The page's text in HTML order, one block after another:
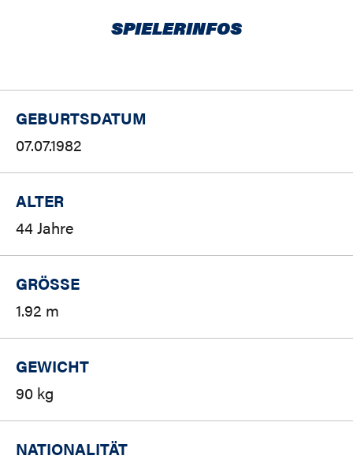
SPIELERINFOS
GEBURTSDATUM
07.07.1982
ALTER
44 Jahre
GRÖSSE
1.92 m
GEWICHT
90 kg
NATIONALITÄT